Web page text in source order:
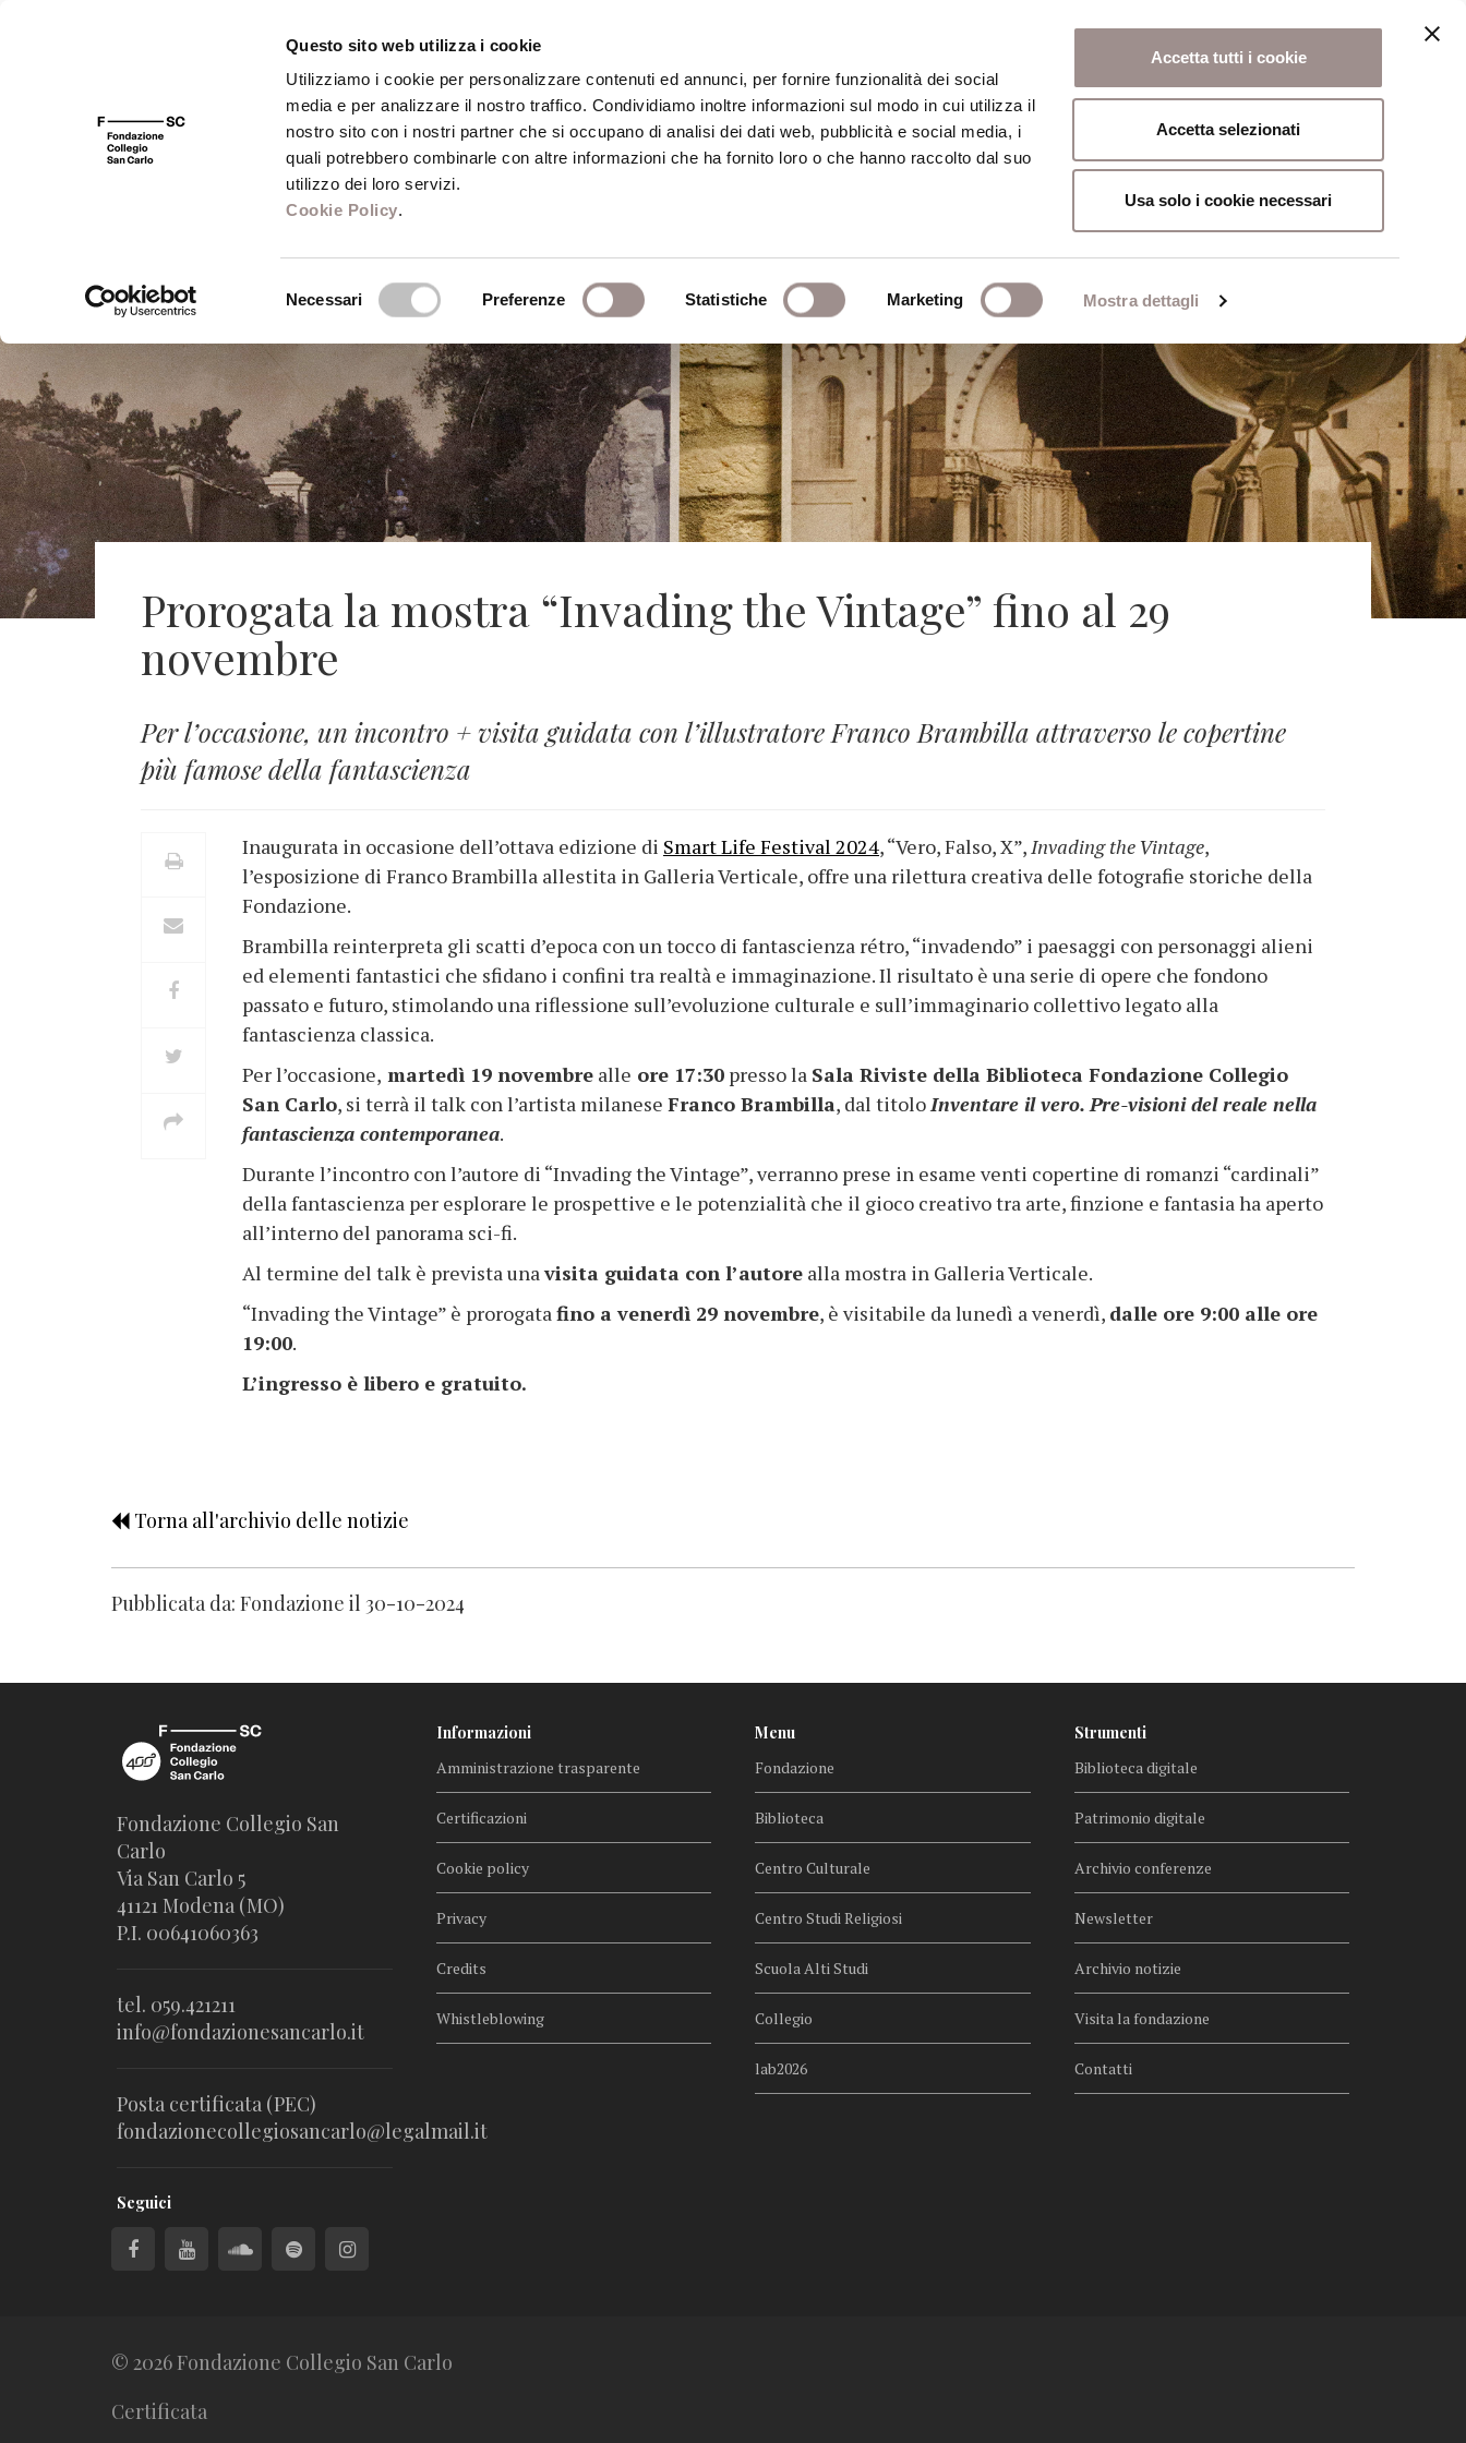
Questo sito web utilizza i cookie
Utilizziamo i cookie per personalizzare contenuti ed annunci, per fornire funzionalità dei social
media e per analizzare il nostro traffico. Condividiamo inoltre informazioni sul modo in cui utilizza il
nostro sito con i nostri partner che si occupano di analisi dei dati web, pubblicità e social media, i
quali potrebbero combinarle con altre informazioni che ha fornito loro o che hanno raccolto dal suo
utilizzo dei loro servizi.
Cookie Policy.
Necessari Preferenze Statistiche Marketing Mostra dettagli
Accetta tutti i cookie
Accetta selezionati
Usa solo i cookie necessari
FSC 400 Fondazione Biblioteca Centro Culturale Centro Studi Religiosi Scuola Alti Studi
Prorogata la mostra “Invading the Vintage” fino al 29
novembre
Per l’occasione, un incontro + visita guidata con l’illustratore Franco Brambilla attraverso le copertine
più famose della fantascienza
Inaugurata in occasione dell’ottava edizione di Smart Life Festival 2024, “Vero, Falso, X”,Invading the Vintage,
l’esposizione di Franco Brambilla allestita in Galleria Verticale, offre una rilettura creativa delle fotografie storiche della
Fondazione.
Brambilla reinterpreta gli scatti d’epoca con un tocco di fantascienza rétro, “invadendo” i paesaggi con personaggi alieni
ed elementi fantastici che sfidano i confini tra realtà e immaginazione. Il risultato è una serie di opere che fondono
passato e futuro, stimolando una riflessione sull’evoluzione culturale e sull’immaginario collettivo legato alla
fantascienza classica.
Per l’occasione, martedì 19 novembre alle ore 17:30 presso la Sala Riviste della Biblioteca Fondazione Collegio
San Carlo, si terrà il talk con l’artista milanese Franco Brambilla, dal titoloInventare il vero. Pre-visioni del reale nella
fantascienza contemporanea.
Durante l’incontro con l’autore di “Invading the Vintage”, verranno prese in esame venti copertine di romanzi “cardinali”
della fantascienza per esplorare le prospettive e le potenzialità che il gioco creativo tra arte, finzione e fantasia ha aperto
all’interno del panorama sci-fi.
Al termine del talk è prevista unavisita guidata con l’autore alla mostra in Galleria Verticale.
“Invading the Vintage” è prorogatafino a venerdì 29 novembre, è visitabile da lunedì a venerdì, dalle ore 9:00 alle ore
19:00.
L’ingresso è libero e gratuito.
Torna all'archivio delle notizie
Pubblicata da: Fondazione il 30-10-2024
Fondazione Collegio San
Carlo
Via San Carlo 5
41121 Modena (MO)
P.I. 00641060363
tel. 059.421211
info@fondazionesancarlo.it
Posta certificata (PEC)
fondazionecollegiosancarlo@legalmail.it
Seguici
Informazioni
Amministrazione trasparente
Certificazioni
Cookie policy
Privacy
Credits
Whistleblowing
Menu
Fondazione
Biblioteca
Centro Culturale
Centro Studi Religiosi
Scuola Alti Studi
Collegio
lab2026
Strumenti
Biblioteca digitale
Patrimonio digitale
Archivio conferenze
Newsletter
Archivio notizie
Visita la fondazione
Contatti
© 2026 Fondazione Collegio San Carlo
Certificata